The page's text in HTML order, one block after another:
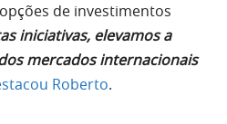
de investimentos
iniciativas, elevamos a
mercados internacionais
Roberto.